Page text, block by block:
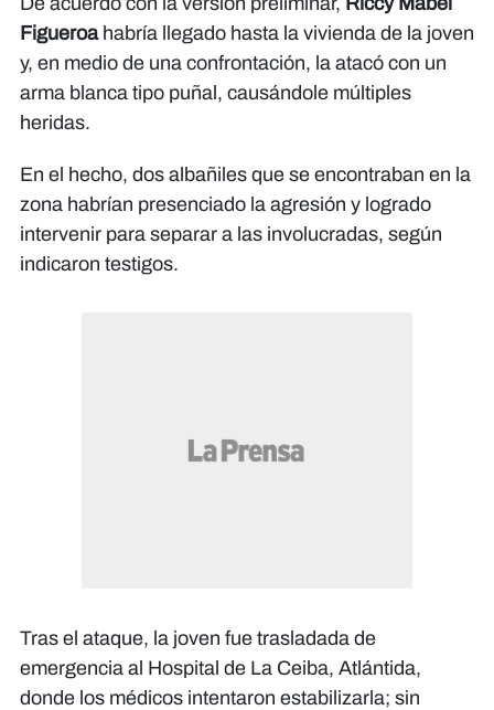
Figueroa habría llegado hasta la vivienda de la joven
y, en medio de una confrontación, la atacó con un
arma blanca tipo puñal, causándole múltiples
heridas.
En el hecho, dos albañiles que se encontraban en la
zona habrían presenciado la agresión y logrado
intervenir para separar a las involucradas, según
indicaron testigos.
Tras el ataque, la joven fue trasladada de
emergencia al Hospital de La Ceiba, Atlántida,
donde los médicos intentaron estabilizarla; sin